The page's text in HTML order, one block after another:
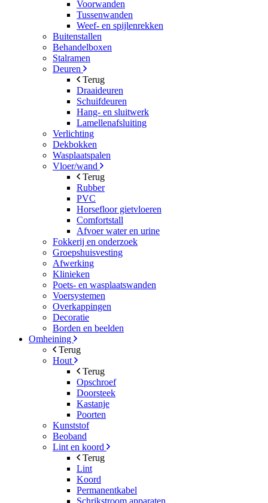
Voorwanden
Tussenwanden
Weef- en spijlenrekken
Buitenstallen
Behandelboxen
Stalramen
Deuren
Terug
Draaideuren
Schuifdeuren
Hang- en sluitwerk
Lamellenafsluiting
Verlichting
Dekbokken
Wasplaatspalen
Vloer/wand
Terug
Rubber
PVC
Horsefloor gietvloeren
Comfortstall
Afvoer water en urine
Fokkerij en onderzoek
Groepshuisvesting
Afwerking
Klinieken
Poets- en wasplaatswanden
Voersystemen
Overkappingen
Decoratie
Borden en beelden
Omheining
Terug
Hout
Terug
Opschroef
Doorsteek
Kastanje
Poorten
Kunststof
Beoband
Lint en koord
Terug
Lint
Koord
Permanentkabel
Schrikstroom apparaten